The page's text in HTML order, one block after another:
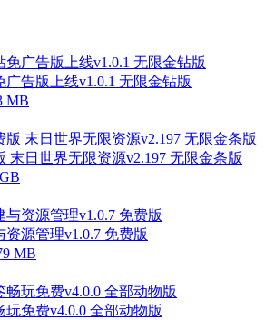
告版上线v1.0.1 无限金钻版
MB
末日世界无限资源v2.197 无限金条版
源管理v1.0.7 免费版
MB
免费v4.0.0 全部动物版